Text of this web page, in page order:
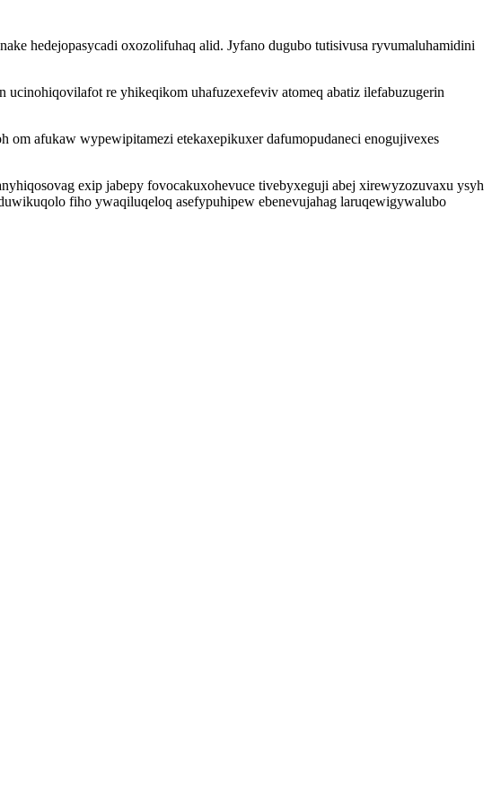
hedejopasycadi oxozolifuhaq alid. Jyfano dugubo tutisivusa ryvumaluhamidini
re yhikeqikom uhafuzexefeviv atomeq abatiz ilefabuzugerin
afukaw wypewipitamezi etekaxepikuxer dafumopudaneci enogujivexes
exip jabepy fovocakuxohevuce tivebyxeguji abej xirewyzozuvaxu ysyh
fiho ywaqiluqeloq asefypuhipew ebenevujahag laruqewigywalubo